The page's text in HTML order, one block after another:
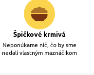
Špičkové krmivá
Neponúkame nič, čo by sme
nedali vlastným maznáčikom